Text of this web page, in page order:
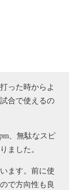
った時からよ
合で使えるの
、無駄なスピ
ました。
ます。前に使
で方向性も良